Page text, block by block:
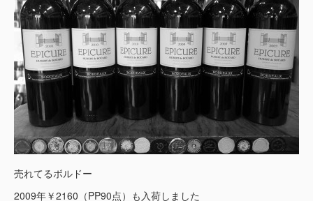
売れてるボルドー
2009年￥2160（PP90点）も入荷しました